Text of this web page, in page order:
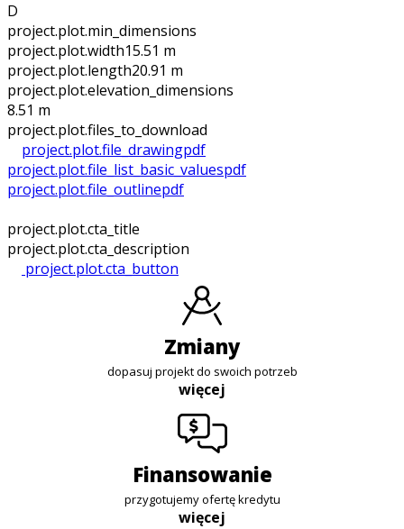
D
project.plot.min_dimensions
project.plot.width15.51 m
project.plot.length20.91 m
project.plot.elevation_dimensions
8.51 m
project.plot.files_to_download
project.plot.file_drawingpdf
project.plot.file_list_basic_valuespdf
project.plot.file_outlinepdf
project.plot.cta_title
project.plot.cta_description
project.plot.cta_button
zmiany
dopasuj projekt do swoich potrzeb
więcej
finansowanie
przygotujemy ofertę kredytu
więcej